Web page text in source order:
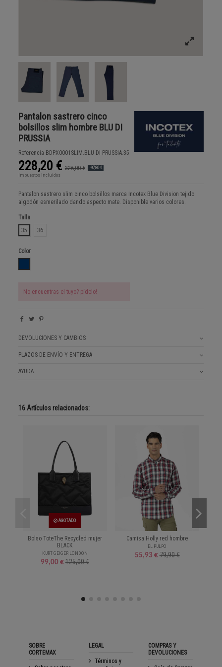
Pantalon sastrero cinco
bolsillos slim hombre BLU DI
PRUSSIA
Referencia BDPX0001SLIM.BLU DI PRUSSIA.35
228,20 € 326,00 € -97,80 €
Impuestos incluidos
Pantalon sastrero slim cinco bolsillos marca Incotex Blue Division tejido
algodón esmerilado dando aspecto mate. Disponible varios colores.
Talla
35
36
Color
No encuentras el tuyo? pídelo!
DEVOLUCIONES Y CAMBIOS
PLAZOS DE ENVÍO Y ENTREGA
AYUDA
16 Artículos relacionados:
AGOTADO
Bolso ToteThe Recycled mujer
BLACK
KURT GEIGER LONDON
99,00 € 125,00 €
Camisa Holly red hombre
EL PULPO
55,93 € 79,90 €
SOBRE
CORTEMAX
LEGAL
Términos y
COMPRAS Y
DEVOLUCIONES